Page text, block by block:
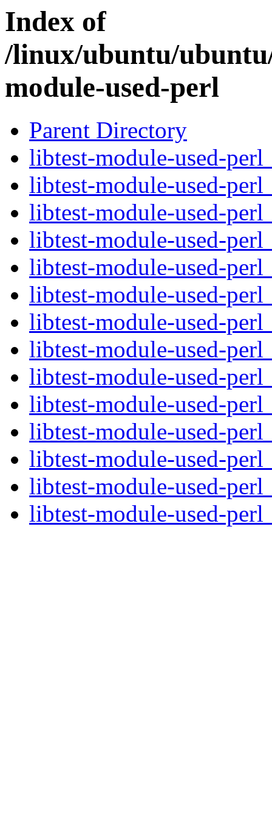
Index of
/linux/ubuntu/
module-used-perl
Parent Directory
libtest-module-used-
libtest-module-used-
libtest-module-used-
libtest-module-used-
libtest-module-used-
libtest-module-used-
libtest-module-used-
libtest-module-used-
libtest-module-used-
libtest-module-used-
libtest-module-used-
libtest-module-used-
libtest-module-used-
libtest-module-used-